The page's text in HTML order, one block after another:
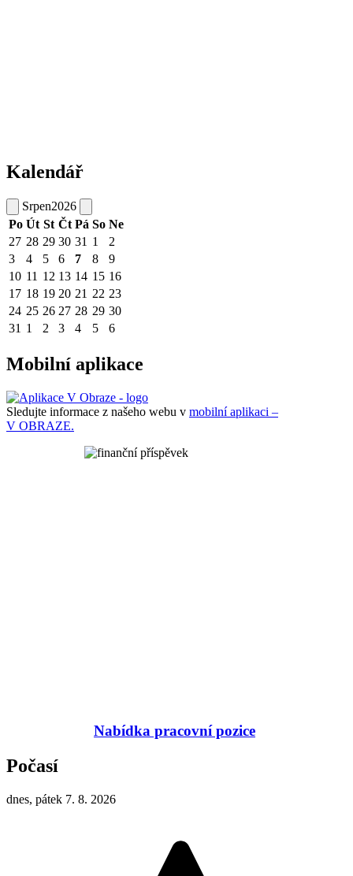
Kalendář
Srpen2026
Po Út St Čt Pá So Ne
27 28 29 30 31 1
2
3
4 5 6 7 8
9
10 11 12 13 14 15 16
17 18 19 20 21 22 23
24 25 26 27 28 29 30
31 1 2 3 4 5 6
Mobilní aplikace
Sledujte informace z našeho webu v mobilní aplikaci –
V OBRAZE.
Nabídka pracovní pozice
Počasí
dnes, pátek 7. 8. 2026